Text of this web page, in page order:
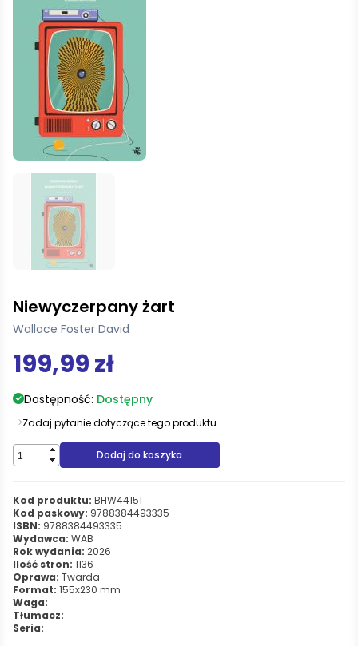
Niewyczerpany żart
Wallace Foster David
199,99 zł
Dostępność: Dostępny
Zadaj pytanie dotyczące tego produktu
Dodaj do koszyka
Kod produktu: BHW44151
Kod paskowy: 9788384493335
ISBN: 9788384493335
Wydawca: WAB
Rok wydania: 2026
Ilość stron: 1136
Oprawa: Twarda
Format: 155x230 mm
Waga:
Tłumacz:
Seria: